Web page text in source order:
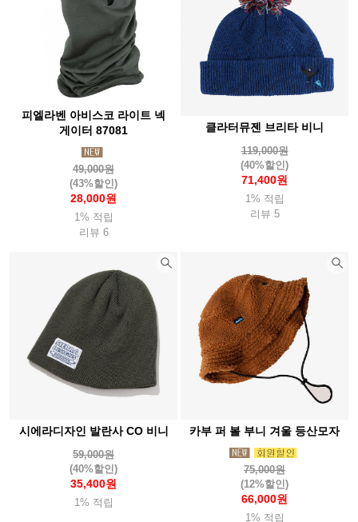
피엘라벤 아비스코 라이트 넥
게이터 87081
49,000원
(43%할인)
28,000원
1% 적립
리뷰 6
클라터뮤젠 브리타 비니
119,000원
(40%할인)
71,400원
1% 적립
리뷰 5
시에라디자인 발란사 CO 비니
59,000원
(40%할인)
35,400원
1% 적립
카부 퍼 볼 부니 겨울 등산모자
75,000원
(12%할인)
66,000원
1% 적립